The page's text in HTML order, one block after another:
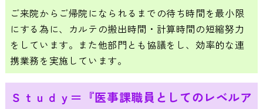
ご来院からご帰院になられるまでの待ち時間を最小限
にする為に、カルテの搬出時間・計算時間の短縮努力
をしています。また他部門とも協議をし、効率的な連
携業務を実施しています。
Ｓｔｕｄｙ＝『医事課職員としてのレベルア